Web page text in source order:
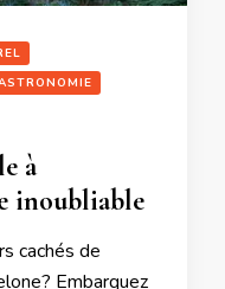
à
inoubliable
cachés de
Embarquez